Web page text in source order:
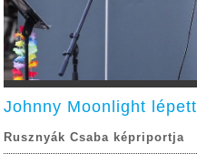
Johnny Moonlight
Rusznyák Csaba képriportja